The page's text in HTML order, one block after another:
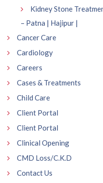
Kidney Stone
– Patna | Hajipur |
Cancer Care
Cardiology
Careers
Cases & Treatments
Child Care
Client Portal
Client Portal
Clinical Opening
CMD Loss/C.K.D
Contact Us